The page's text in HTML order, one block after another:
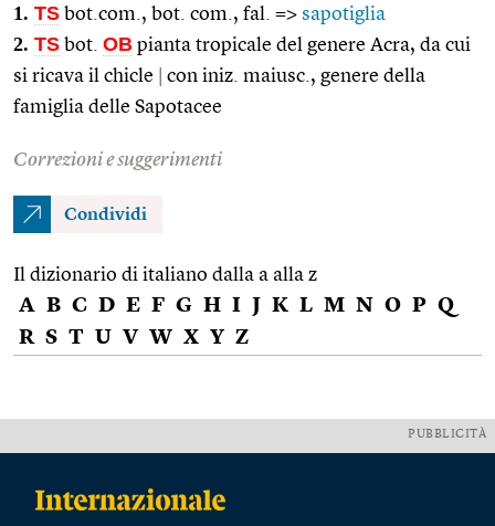
1. TS bot.com., bot. com., fal. => sapotiglia
2. TS bot. OB pianta tropicale del genere Acra, da cui
si ricava il chicle
con iniz. maiusc., genere della
famiglia delle Sapotacee
Correzioni e suggerimenti
Condividi
Il dizionario di italiano dalla a alla z
A B C D E F G H I J K L M N O P Q
R S T U V W X Y Z
PUBBLICITÀ